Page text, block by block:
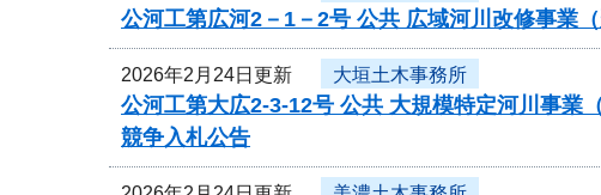
公河工第広河2－1－2号 公共 広域河川改修事業
2026年2月24日更新 大垣土木事務所
公河工第大広2-3-12号 公共 大規模特定河川事業
競争入札公告